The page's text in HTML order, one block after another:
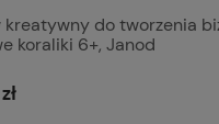
kreatywny do tworzenia
koraliki 6+, Janod